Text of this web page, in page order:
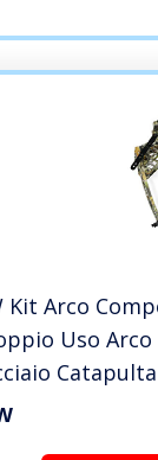
Kit Arco
Uso
Arco da